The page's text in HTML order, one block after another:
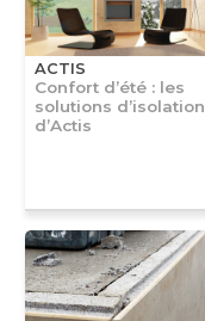
ACTIS
Confort d’été : les
solutions d’isolation
d’Actis